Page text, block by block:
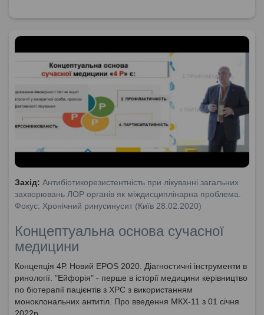
Захід: Антибіотикорезистентність при лікуванні загальних
захворювань ЛОР органів як міждисциплінарна проблема.
Фокус: Хронічний ринусинусит (Київ 28.02.2020)
Концептуальна основа сучасної
медицини
Концепція 4Р. Новий EPOS 2020. Діагностичні інструменти в
ринології. "Ейфорія" - перше в історії медицини керівництво
по біотерапії пацієнтів з ХРС з використанням
моноклональних антитіл. Про введення МКХ-11 з 01 січня